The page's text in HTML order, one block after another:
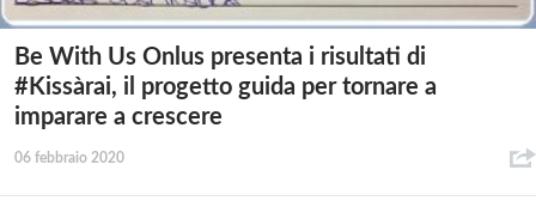
Be With Us Onlus presenta i risultati di
#Kissàrai, il progetto guida per tornare a
imparare a crescere
06 febbraio 2020